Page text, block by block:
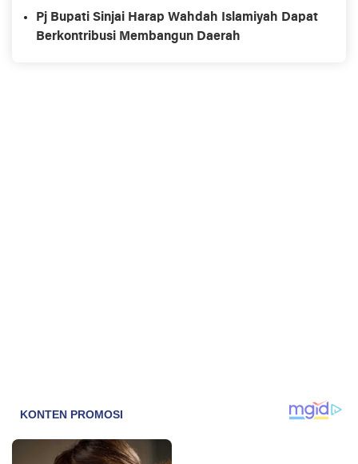
Pj Bupati Sinjai Harap Wahdah Islamiyah Dapat
Berkontribusi Membangun Daerah